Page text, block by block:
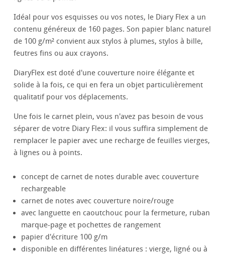
Idéal pour vos esquisses ou vos notes, le Diary Flex a un
contenu généreux de 160 pages. Son papier blanc naturel
de 100 g/m² convient aux stylos à plumes, stylos à bille,
feutres fins ou aux crayons.
DiaryFlex est doté d'une couverture noire élégante et
solide à la fois, ce qui en fera un objet particulièrement
qualitatif pour vos déplacements.
Une fois le carnet plein, vous n'avez pas besoin de vous
séparer de votre Diary Flex: il vous suffira simplement de
remplacer le papier avec une recharge de feuilles vierges,
à lignes ou à points.
concept de carnet de notes durable avec couverture
rechargeable
carnet de notes avec couverture noire/rouge
avec languette en caoutchouc pour la fermeture, ruban
marque-page et pochettes de rangement
papier d'écriture 100 g/m
disponible en différentes linéatures : vierge, ligné ou à